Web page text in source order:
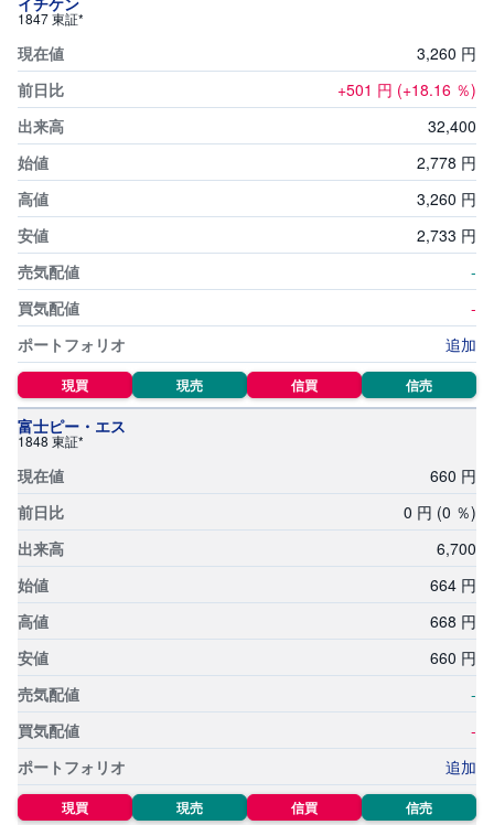
1847 東証*
3,260 円
+501 円 (+18.16 ％)
32,400
2,778 円
3,260 円
2,733 円
-
-
追加
現買 現売 信買 信売
富士ピー・エス
1848 東証*
660 円
0 円 (0 ％)
6,700
664 円
668 円
660 円
-
-
追加
現買 現売 信買 信売